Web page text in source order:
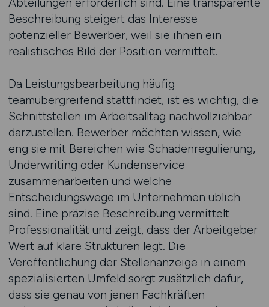
Beschreibung steigert das Interesse
potenzieller Bewerber, weil sie ihnen ein
realistisches Bild der Position vermittelt.
Da Leistungsbearbeitung häufig
teamübergreifend stattfindet, ist es wichtig, die
Schnittstellen im Arbeitsalltag nachvollziehbar
darzustellen. Bewerber möchten wissen, wie
eng sie mit Bereichen wie Schadenregulierung,
Underwriting oder Kundenservice
zusammenarbeiten und welche
Entscheidungswege im Unternehmen üblich
sind. Eine präzise Beschreibung vermittelt
Professionalität und zeigt, dass der Arbeitgeber
Wert auf klare Strukturen legt. Die
Veröffentlichung der Stellenanzeige in einem
spezialisierten Umfeld sorgt zusätzlich dafür,
dass sie genau von jenen Fachkräften